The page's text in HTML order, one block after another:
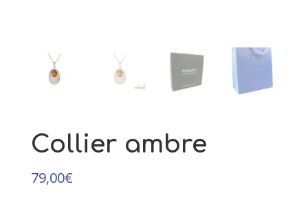
Collier ambre
79,00€